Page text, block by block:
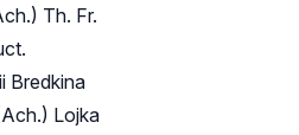
Th. Fr.
Bredkina
Lojka